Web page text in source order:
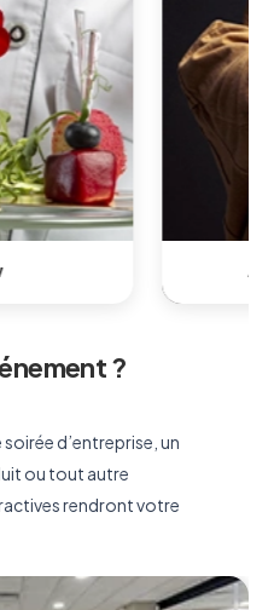
& Innovante
?
d’entreprise, un
ou tout autre
rendront votre